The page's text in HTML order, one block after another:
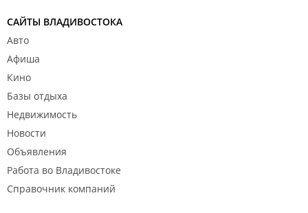
САЙТЫ ВЛАДИВОСТОКА
Авто
Афиша
Кино
Базы отдыха
Недвижимость
Новости
Объявления
Работа во Владивостоке
Справочник компаний